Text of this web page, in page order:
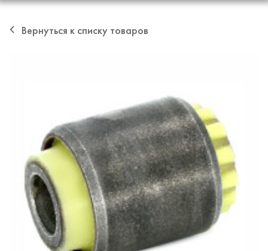
Вернуться к списку товаров